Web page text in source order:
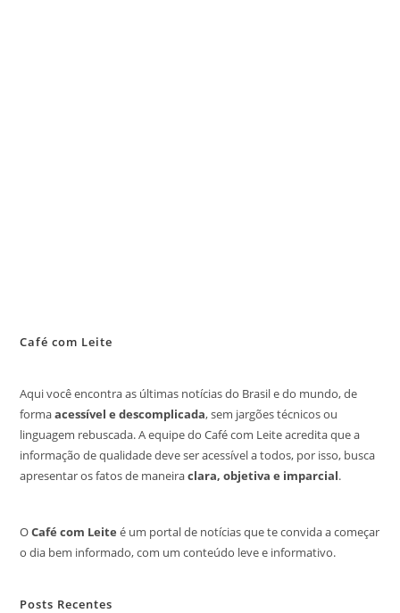
Café com Leite
Aqui você encontra as últimas notícias do Brasil e do mundo, de
formaacessível e descomplicada, sem jargões técnicos ou
linguagem rebuscada. A equipe do Café com Leite acredita que a
informação de qualidade deve ser acessível a todos, por isso, busca
apresentar os fatos de maneiraclara, objetiva e imparcial.
OCafé com Leite é um portal de notícias que te convida a começar
o dia bem informado, com um conteúdo leve e informativo.
Posts Recentes